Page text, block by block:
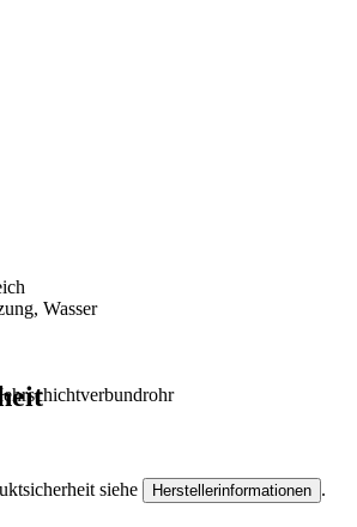
Wasser
siehe Herstellerinformationen .